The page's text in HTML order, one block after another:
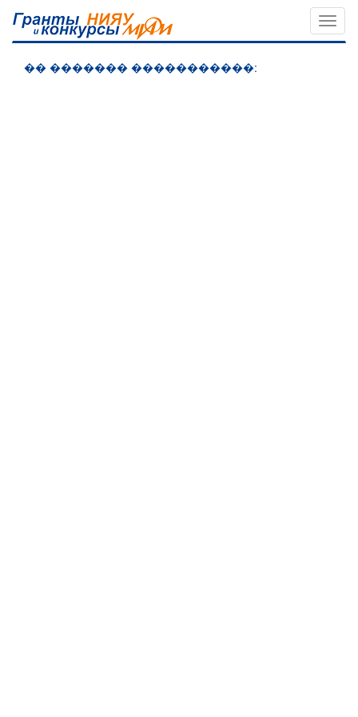
Меню
�� ������� �����������: